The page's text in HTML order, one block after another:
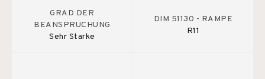
GRAD DER
BEANSPRUCHUNG
Sehr Starke
DIM 51130 - RAMPE
R11